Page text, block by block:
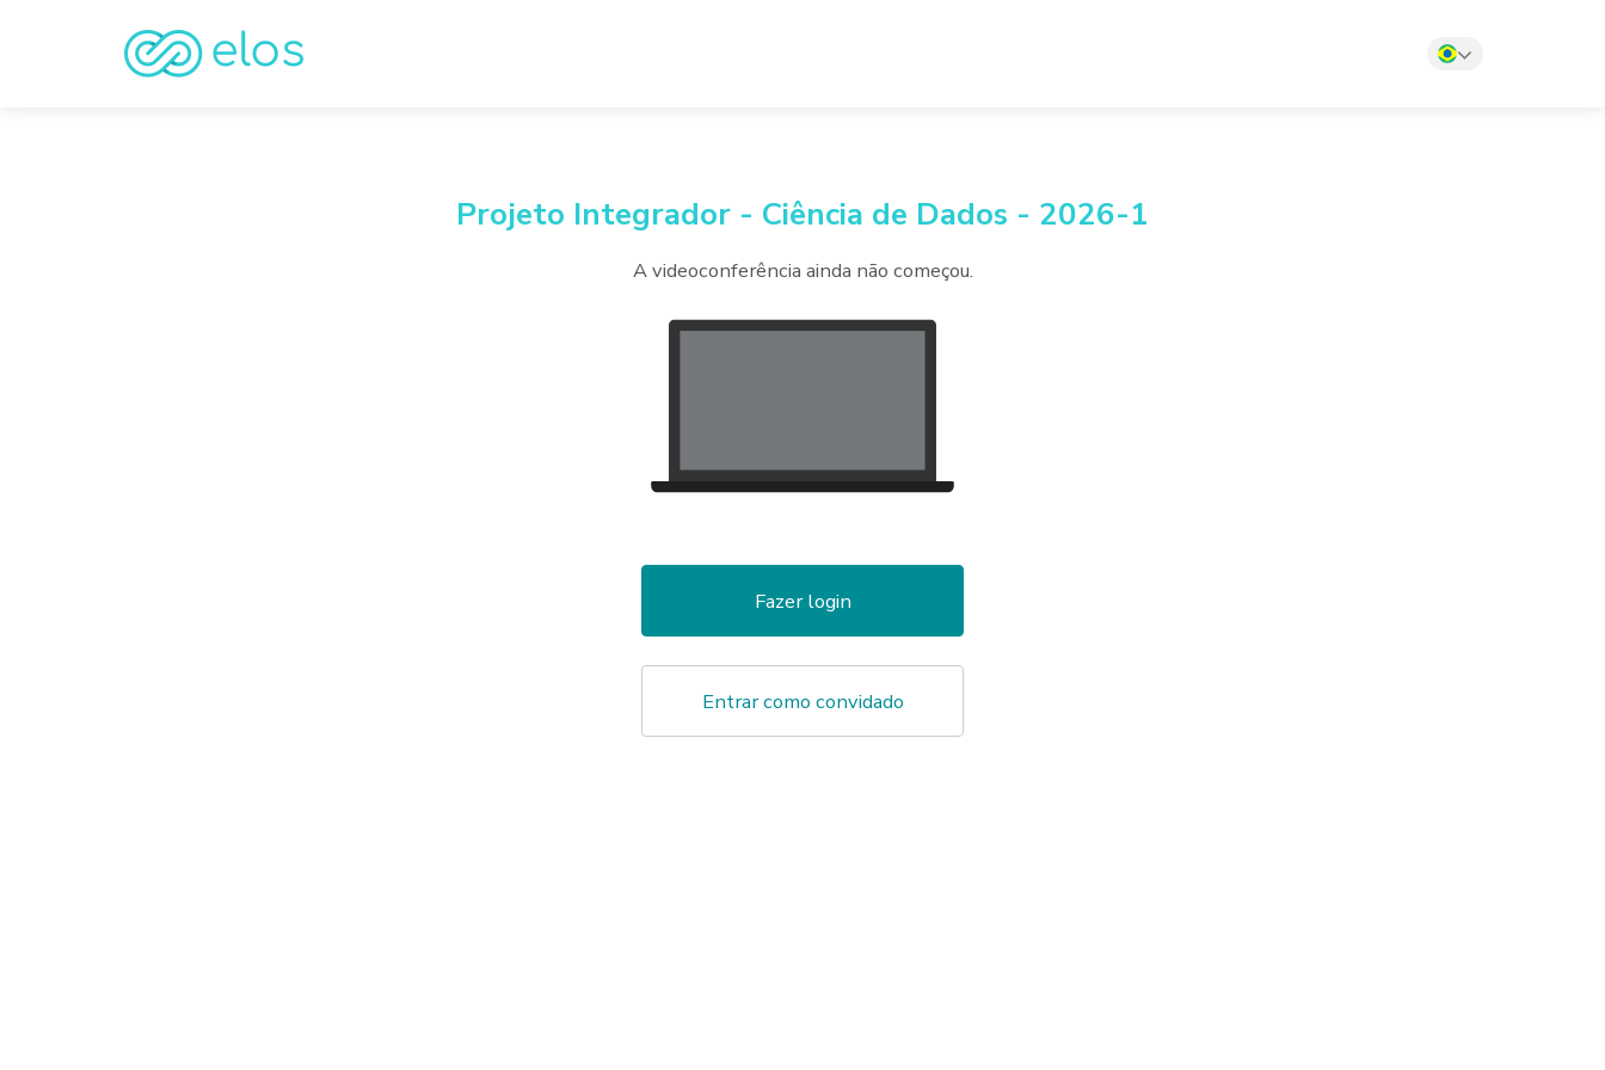
Projeto Integrador - Ciência de Dados - 2026-1
A videoconferência ainda não começou.
Fazer login
Entrar como convidado